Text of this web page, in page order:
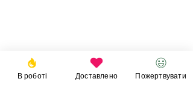
Ціна:
14900 грн / 402
EUR/ 432 USD
В роботі Доставлено Пожертвувати